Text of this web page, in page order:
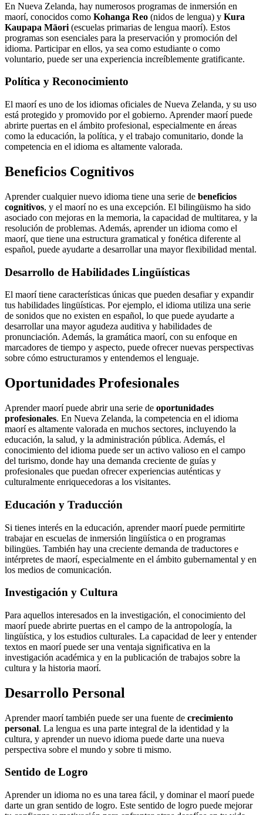
En Nueva Zelanda, hay numerosos programas de inmersión en
maorí, conocidos como Kohanga Reo (nidos de lengua) y Kura
Kaupapa Māori (escuelas primarias de lengua maorí). Estos
programas son esenciales para la preservación y promoción del
idioma. Participar en ellos, ya sea como estudiante o como
voluntario, puede ser una experiencia increíblemente gratificante.
Política y Reconocimiento
El maorí es uno de los idiomas oficiales de Nueva Zelanda, y su uso
está protegido y promovido por el gobierno. Aprender maorí puede
abrirte puertas en el ámbito profesional, especialmente en áreas
como la educación, la política, y el trabajo comunitario, donde la
competencia en el idioma es altamente valorada.
Beneficios Cognitivos
Aprender cualquier nuevo idioma tiene una serie de beneficios
cognitivos, y el maorí no es una excepción. El bilingüismo ha sido
asociado con mejoras en la memoria, la capacidad de multitarea, y la
resolución de problemas. Además, aprender un idioma como el
maorí, que tiene una estructura gramatical y fonética diferente al
español, puede ayudarte a desarrollar una mayor flexibilidad mental.
Desarrollo de Habilidades Lingüísticas
El maorí tiene características únicas que pueden desafiar y expandir
tus habilidades lingüísticas. Por ejemplo, el idioma utiliza una serie
de sonidos que no existen en español, lo que puede ayudarte a
desarrollar una mayor agudeza auditiva y habilidades de
pronunciación. Además, la gramática maorí, con su enfoque en
marcadores de tiempo y aspecto, puede ofrecer nuevas perspectivas
sobre cómo estructuramos y entendemos el lenguaje.
Oportunidades Profesionales
Aprender maorí puede abrir una serie de oportunidades
profesionales. En Nueva Zelanda, la competencia en el idioma
maorí es altamente valorada en muchos sectores, incluyendo la
educación, la salud, y la administración pública. Además, el
conocimiento del idioma puede ser un activo valioso en el campo
del turismo, donde hay una demanda creciente de guías y
profesionales que puedan ofrecer experiencias auténticas y
culturalmente enriquecedoras a los visitantes.
Educación y Traducción
Si tienes interés en la educación, aprender maorí puede permitirte
trabajar en escuelas de inmersión lingüística o en programas
bilingües. También hay una creciente demanda de traductores e
intérpretes de maorí, especialmente en el ámbito gubernamental y en
los medios de comunicación.
Investigación y Cultura
Para aquellos interesados en la investigación, el conocimiento del
maorí puede abrirte puertas en el campo de la antropología, la
lingüística, y los estudios culturales. La capacidad de leer y entender
textos en maorí puede ser una ventaja significativa en la
investigación académica y en la publicación de trabajos sobre la
cultura y la historia maorí.
Desarrollo Personal
Aprender maorí también puede ser una fuente de crecimiento
personal. La lengua es una parte integral de la identidad y la
cultura, y aprender un nuevo idioma puede darte una nueva
perspectiva sobre el mundo y sobre ti mismo.
Sentido de Logro
Aprender un idioma no es una tarea fácil, y dominar el maorí puede
darte un gran sentido de logro. Este sentido de logro puede mejorar